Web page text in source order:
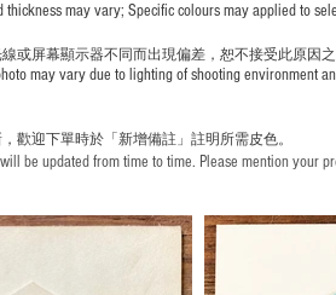
may vary; Specific colours may applied to
或屏幕顯示器不同而出現偏差，恕不接受此原因之
may vary due to lighting of shooting environment
歡迎下單時於「新增備註」註明 所需皮色。
be updated from time to time. Please mention your